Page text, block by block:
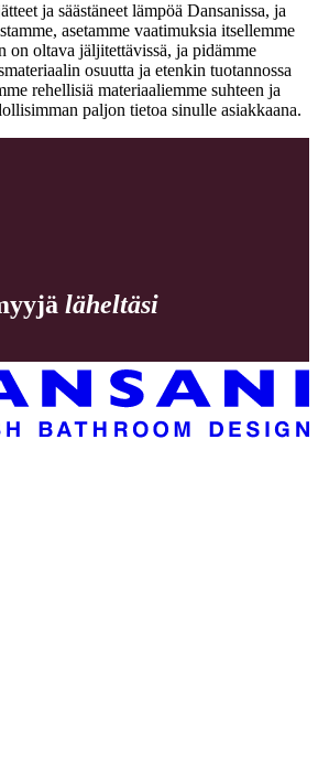
ja säästäneet lämpöä Dansanissa, ja
asetamme vaatimuksia itsellemme
on oltava jäljitettävissä, ja pidämme
osuutta ja etenkin tuotannossa
rehellisiä materiaaliemme suhteen ja
paljon tietoa sinulle asiakkaana.
läheltäsi